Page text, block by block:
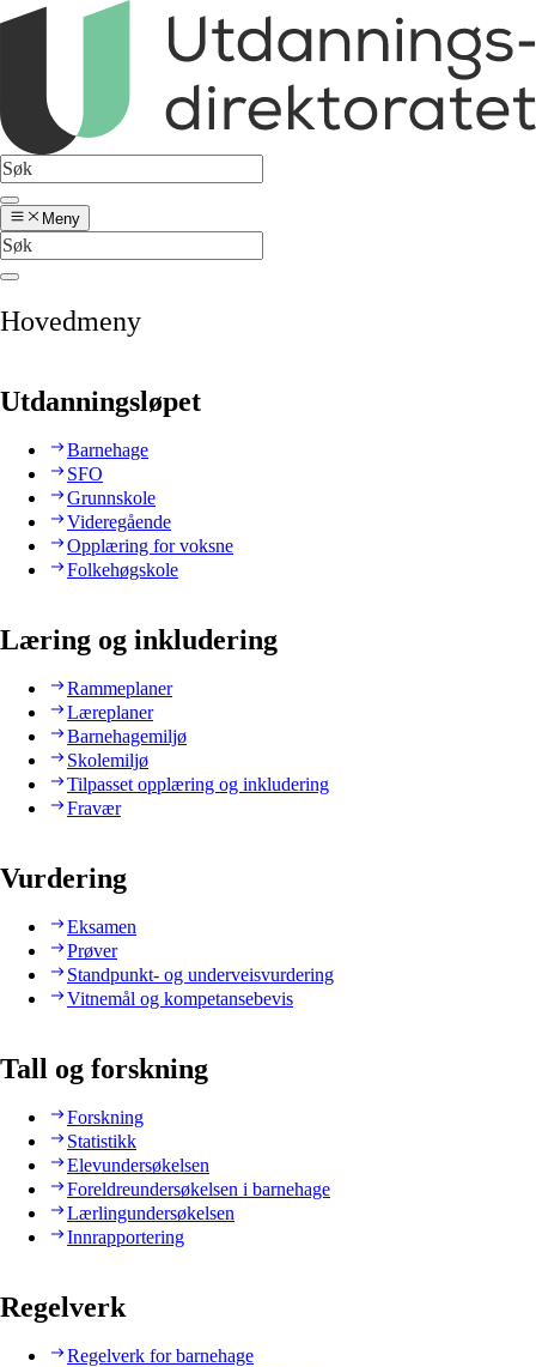
Meny
Hovedmeny
Utdanningsløpet
Barnehage
SFO
Grunnskole
Videregående
Opplæring for voksne
Folkehøgskole
Læring og inkludering
Rammeplaner
Læreplaner
Barnehagemiljø
Skolemiljø
Tilpasset opplæring og inkludering
Fravær
Vurdering
Eksamen
Prøver
Standpunkt- og underveisvurdering
Vitnemål og kompetansebevis
Tall og forskning
Forskning
Statistikk
Elevundersøkelsen
Foreldreundersøkelsen i barnehage
Lærlingundersøkelsen
Innrapportering
Regelverk
Regelverk for barnehage